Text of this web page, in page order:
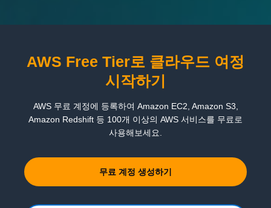
AWS Free Tier로 클라우드 여정
시작하기
AWS 무료 계정에 등록하여 Amazon EC2, Amazon S3,
Amazon Redshift 등 100개 이상의 AWS 서비스를 무료로
사용해보세요.
무료 계정 생성하기